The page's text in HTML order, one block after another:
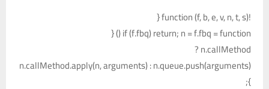
!function (f, b, e, v, n, t, s) {
if (f.fbq) return; n = f.fbq = function () {
n.callMethod ?
n.callMethod.apply(n, arguments) : n.queue.push(arguments)
};